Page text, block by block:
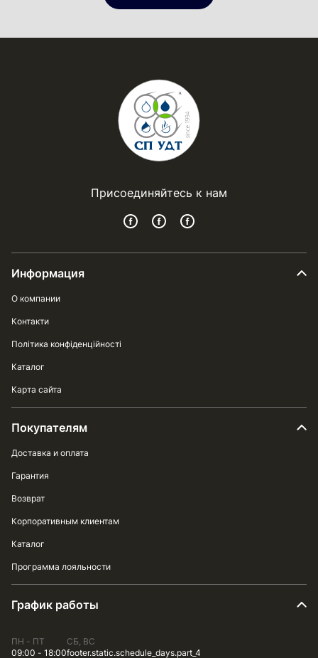
Присоединяйтесь к нам
Информация
О компании
Контакти
Політика конфіденційності
Каталог
Карта сайта
Покупателям
Доставка и оплата
Гарантия
Возврат
Корпоративным клиентам
Каталог
Программа лояльности
График работы
ПН - ПТ
09:00 - 18:00
СБ, ВС
footer.static.schedule_days.part_4